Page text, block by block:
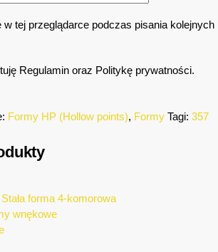
w tej przeglądarce podczas pisania kolejnych
Regulamin oraz Politykę prywatności.
Formy HP (Hollow points), Formy Tagi: 357